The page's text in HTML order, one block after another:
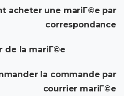
acheter une mariГ©e par
correspondance
de la mariГ©e
la commande par
courrier mariГ©e